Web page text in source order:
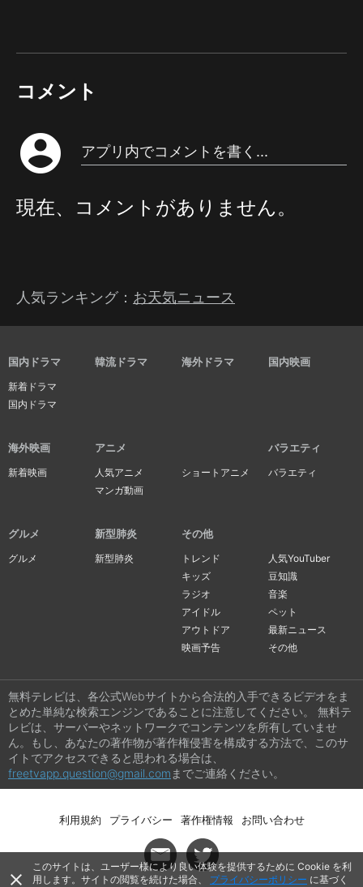
コメント
account_circle アプリ内でコメントを書く...
現在、コメントがありません。
人気ランキング： お天気ニュース
国内ドラマ
新着ドラマ
国内ドラマ
韓流ドラマ 海外ドラマ 国内映画
海外映画
新着映画
アニメ
人気アニメ
ショートアニメ
マンガ動画
バラエティ
バラエティ
グルメ
グルメ
新型肺炎
新型肺炎
その他
トレンド
人気YouTuber
キッズ
豆知識
ラジオ
音楽
アイドル
ペット
アウトドア
最新ニュース
映画予告
その他
無料テレビは、各公式Webサイトから合法的入手できるビデオをま
とめた単純な検索エンジンであることに注意してください。 無料テ
レビは、サーバーやネットワークでコンテンツを所有していませ
ん。もし、あなたの著作物が著作権侵害を構成する方法で、このサ
イトでアクセスできると思われる場合は、
freetvapp.question@gmail.com までご連絡ください。
利用規約 プライバシー 著作権情報 お問い合わせ
close
このサイトは、ユーザー様により良い体験を提供するために Cookie を利
用します。サイトの閲覧を続けた場合、
プライバシーポリシー に基づく